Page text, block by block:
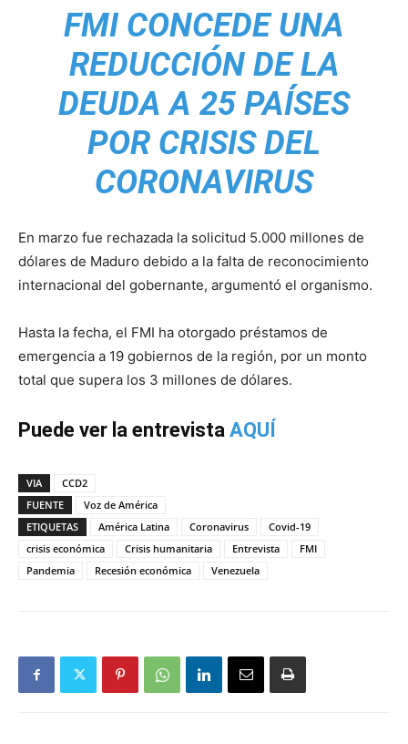
FMI CONCEDE UNA
REDUCCIÓN DE LA
DEUDA A 25 PAÍSES
POR CRISIS DEL
CORONAVIRUS
En marzo fue rechazada la solicitud 5.000 millones de
dólares de Maduro debido a la falta de reconocimiento
internacional del gobernante, argumentó el organismo.
Hasta la fecha, el FMI ha otorgado préstamos de
emergencia a 19 gobiernos de la región, por un monto
total que supera los 3 millones de dólares.
Puede ver la entrevista AQUÍ
VIA
CCD2
FUENTE
Voz de América
ETIQUETAS
América Latina Coronavirus
Covid-19
crisis económica
Crisis humanitaria Entrevista
FMI
Pandemia
Recesión económica Venezuela